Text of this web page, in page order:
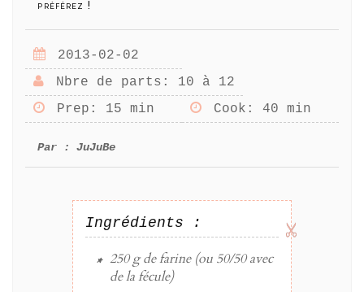
préférez !
2013-02-02
Nbre de parts : 10 à 12
Prep : 15 min Cook : 40 min
Par : JuJuBe
Ingrédients :
250 gdefarine(ou 50/50 avec
de la fécule)